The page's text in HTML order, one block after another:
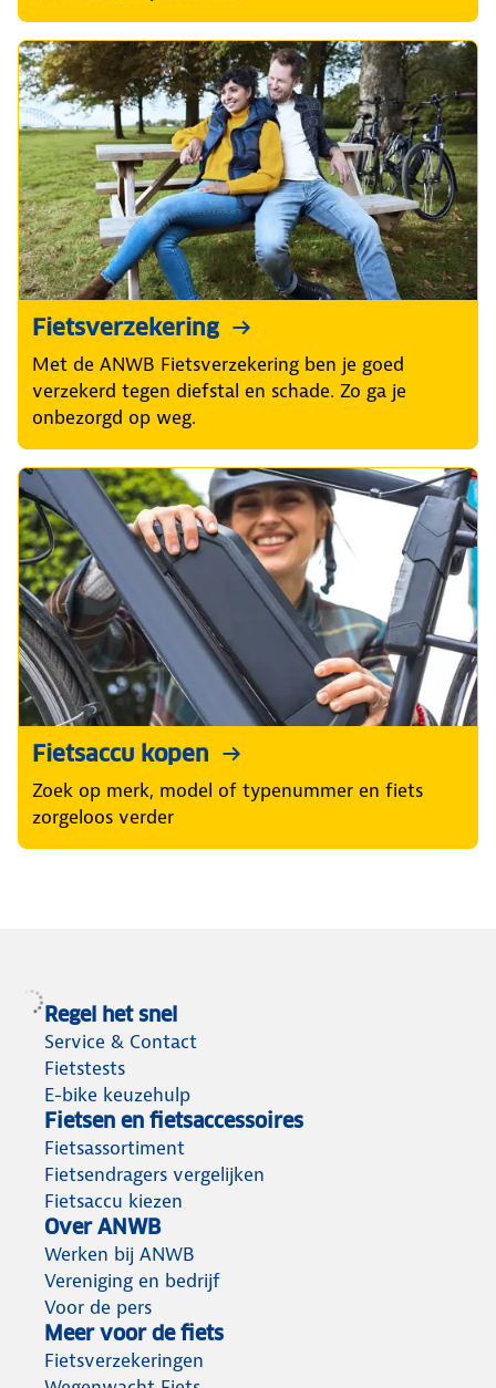
Fietsverzekering
Met de ANWB Fietsverzekering ben je goed
verzekerd tegen diefstal en schade. Zo ga je
onbezorgd op weg.
Fietsaccu kopen
Zoek op merk, model of typenummer en fiets
zorgeloos verder
Regel het snel
Service & Contact
Fietstests
E-bike keuzehulp
Fietsen en fietsaccessoires
Fietsassortiment
Fietsendragers vergelijken
Fietsaccu kiezen
Over ANWB
Werken bij ANWB
Vereniging en bedrijf
Voor de pers
Meer voor de fiets
Fietsverzekeringen